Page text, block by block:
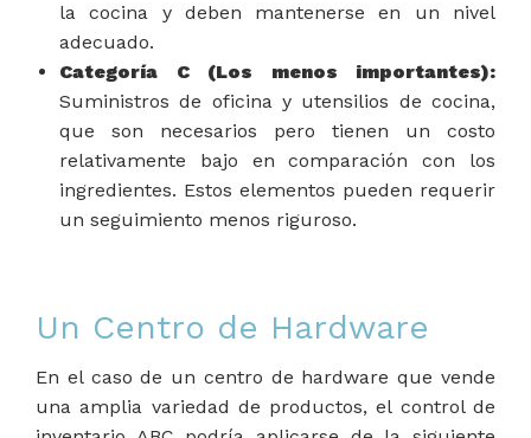
la cocina y deben mantenerse en un nivel
adecuado.
Categoría C (Los menos importantes):
Suministros de oficina y utensilios de cocina,
que son necesarios pero tienen un costo
relativamente bajo en comparación con los
ingredientes. Estos elementos pueden requerir
un seguimiento menos riguroso.
Un Centro de Hardware
En el caso de un centro de hardware que vende
una amplia variedad de productos, el control de